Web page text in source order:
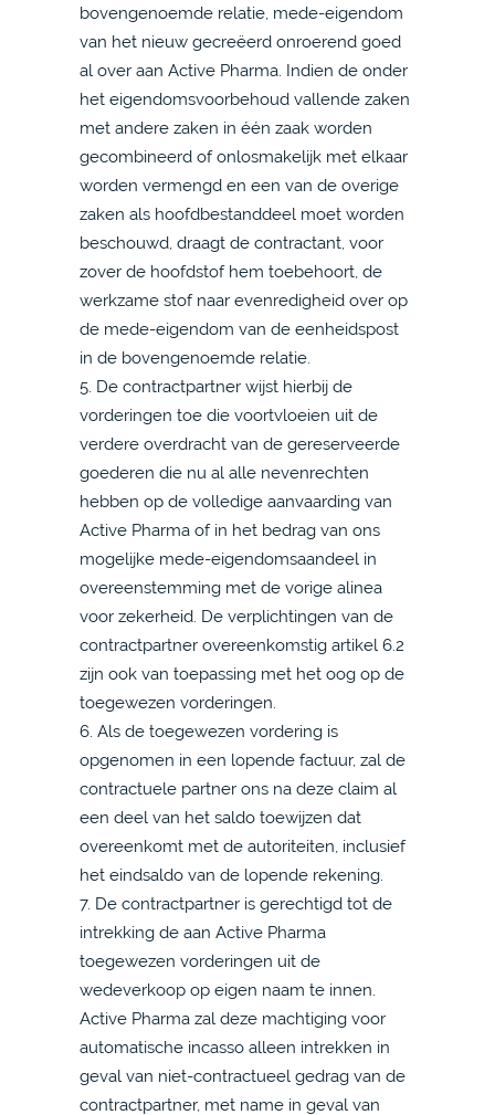
bovengenoemde relatie, mede-eigendom
van het nieuw gecreëerd onroerend goed
al over aan Active Pharma. Indien de onder
het eigendomsvoorbehoud vallende zaken
met andere zaken in één zaak worden
gecombineerd of onlosmakelijk met elkaar
worden vermengd en een van de overige
zaken als hoofdbestanddeel moet worden
beschouwd, draagt de contractant, voor
zover de hoofdstof hem toebehoort, de
werkzame stof naar evenredigheid over op
de mede-eigendom van de eenheidspost
in de bovengenoemde relatie.
5. De contractpartner wijst hierbij de
vorderingen toe die voortvloeien uit de
verdere overdracht van de gereserveerde
goederen die nu al alle nevenrechten
hebben op de volledige aanvaarding van
Active Pharma of in het bedrag van ons
mogelijke mede-eigendomsaandeel in
overeenstemming met de vorige alinea
voor zekerheid. De verplichtingen van de
contractpartner overeenkomstig artikel 6.2
zijn ook van toepassing met het oog op de
toegewezen vorderingen.
6. Als de toegewezen vordering is
opgenomen in een lopende factuur, zal de
contractuele partner ons na deze claim al
een deel van het saldo toewijzen dat
overeenkomt met de autoriteiten, inclusief
het eindsaldo van de lopende rekening.
7. De contractpartner is gerechtigd tot de
intrekking de aan Active Pharma
toegewezen vorderingen uit de
wedeverkoop op eigen naam te innen.
Active Pharma zal deze machtiging voor
automatische incasso alleen intrekken in
geval van niet-contractueel gedrag van de
contractpartner, met name in geval van